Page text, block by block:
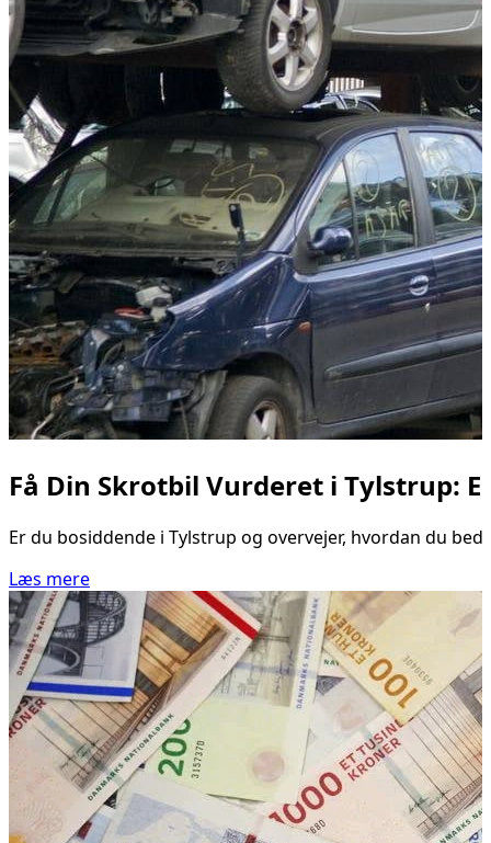
Få Din Skrotbil Vurderet i Tylstrup:
Er du bosiddende i Tylstrup og overvejer, hvordan du
Læs mere